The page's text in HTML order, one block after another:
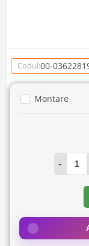
Codul:00-
Montare
-